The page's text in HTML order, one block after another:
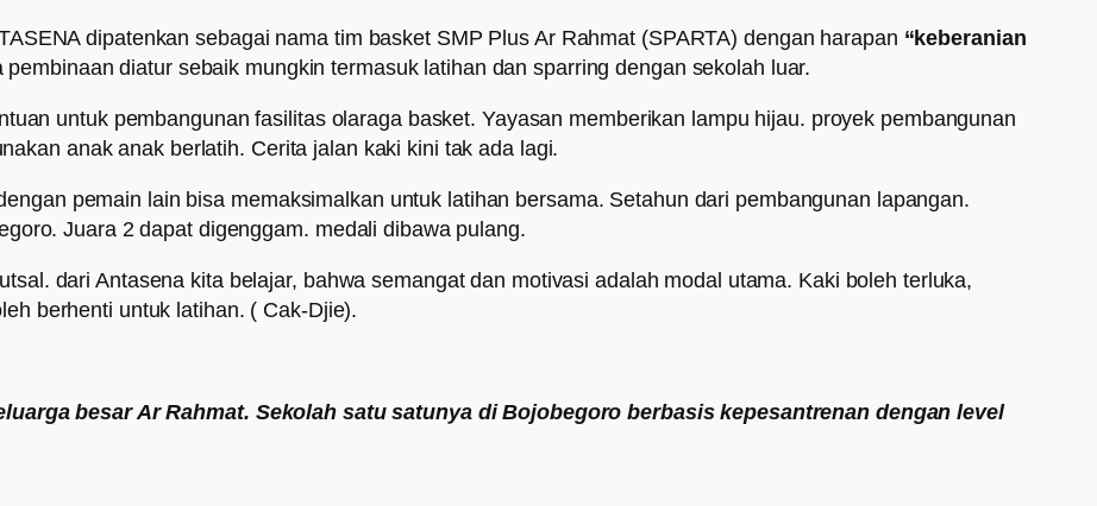
dipatenkan sebagai nama tim basket SMP Plus Ar Rahmat (SPARTA) dengan harapan “keberanian
diatur sebaik mungkin termasuk latihan dan sparring dengan sekolah luar.
untuk pembangunan fasilitas olaraga basket. Yayasan memberikan lampu hijau. proyek pembangunan
anak anak berlatih. Cerita jalan kaki kini tak ada lagi.
pemain lain bisa memaksimalkan untuk latihan bersama. Setahun dari pembangunan lapangan.
Juara 2 dapat digenggam. medali dibawa pulang.
dari Antasena kita belajar, bahwa semangat dan motivasi adalah modal utama. Kaki boleh terluka,
berhenti untuk latihan. ( Cak-Djie).
besar Ar Rahmat. Sekolah satu satunya di Bojobegoro berbasis kepesantrenan dengan level